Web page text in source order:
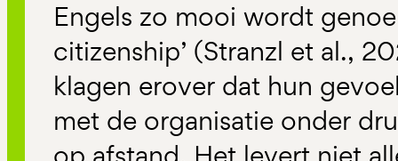
Engels zo mooi wordt
citizenship’ (Stranzl et al.,
klagen erover dat hun
met de organisatie onder